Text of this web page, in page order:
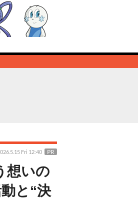
想いの
と“決
Fri 12:40 PR